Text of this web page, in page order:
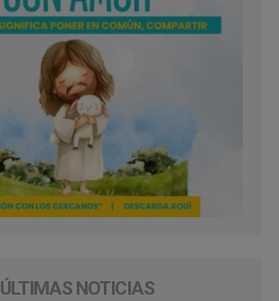
ÚLTIMAS NOTICIAS